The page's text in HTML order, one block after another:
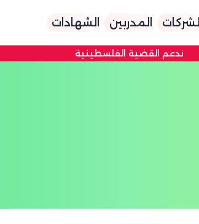
الشركات المدربين الشهادات
ندعم القضية الفلسطينية